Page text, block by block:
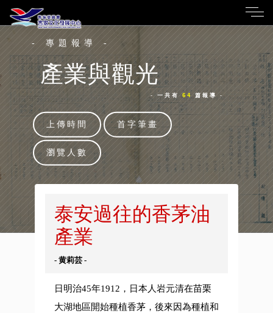
- 專題報導 -
產業與觀光
- 一共有64 篇報導 -
上傳時間 首字筆畫
瀏覽人數
泰安過往的香茅油
產業
- 黄莉芸 -
日明治45年1912，日本人岩元清在苗栗
大湖地區開始種植香茅，後來因為種植和